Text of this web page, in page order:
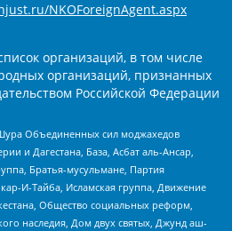
NKOForeignAgent.aspx
организаций, в том числе
организаций, признанных
Российской Федерации
Объединенных сил моджахедов
и Дагестана, База, Асбат аль-Ансар,
Братья-мусульмане, Партия
И-Тайба, Исламская группа, Движение
Общество социальных реформ,
наследия, Дом двух святых, Джунд аш-